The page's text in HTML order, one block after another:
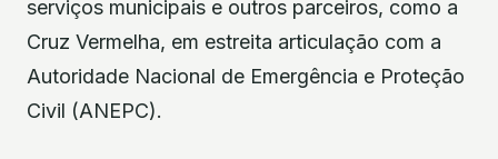
serviços municipais e outros parceiros, como a
Cruz Vermelha, em estreita articulação com a
Autoridade Nacional de Emergência e Proteção
Civil (ANEPC).